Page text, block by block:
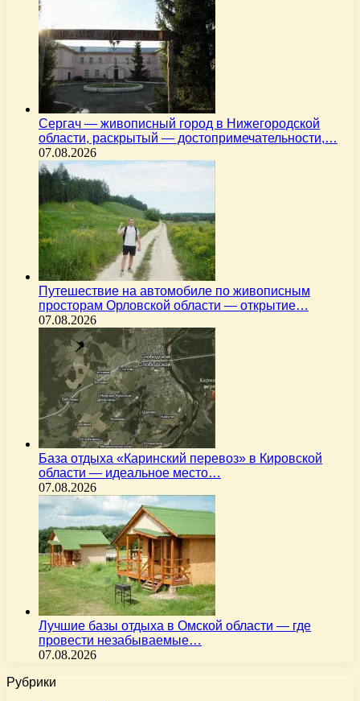
Сергач — живописный город в Нижегородской
области, раскрытый — достопримечательности,…
07.08.2026
Путешествие на автомобиле по живописным
просторам Орловской области — открытие…
07.08.2026
База отдыха «Каринский перевоз» в Кировской
области — идеальное место…
07.08.2026
Лучшие базы отдыха в Омской области — где
провести незабываемые…
07.08.2026
Рубрики